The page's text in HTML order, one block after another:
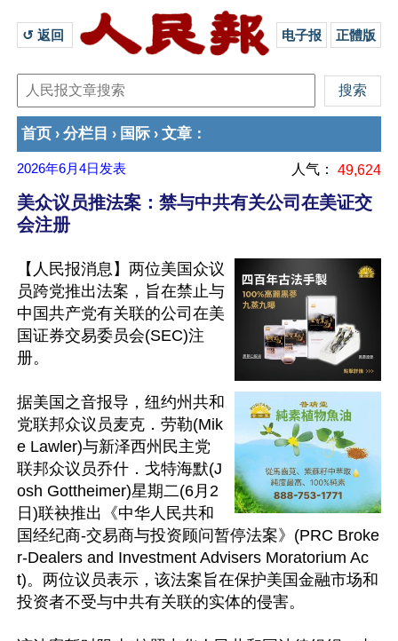
↺ 返回 电子报 正體版
首页 › 分栏目 › 国际 › 文章 ：
2026年6月4日 发表 人气： 49,624
美众议员推法案：禁与中共有关公司在美证交
会注册
【人民报消息】两位美国众议
员跨党推出法案，旨在禁止与
中国共产党有关联的公司在美
国证券交易委员会(SEC)注
册。
据美国之音报导，纽约州共和
党联邦众议员麦克．劳勒(Mik
e Lawler)与新泽西州民主党
联邦众议员乔什．戈特海默(J
osh Gottheimer)星期二(6月2
日)联袂推出《中华人民共和
国经纪商-交易商与投资顾问暂停法案》(PRC Broke
r-Dealers and Investment Advisers Moratorium Ac
t)。两位议员表示，该法案旨在保护美国金融市场和
投资者不受与中共有关联的实体的侵害。